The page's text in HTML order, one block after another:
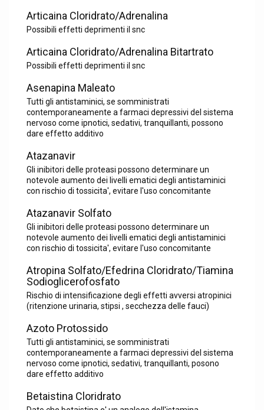
Articaina Cloridrato/Adrenalina
Possibili effetti deprimenti il snc
Articaina Cloridrato/Adrenalina Bitartrato
Possibili effetti deprimenti il snc
Asenapina Maleato
Tutti gli antistaminici, se somministrati
contemporaneamente a farmaci depressivi del sistema
nervoso come ipnotici, sedativi, tranquillanti, possono
dare effetto additivo
Atazanavir
Gli inibitori delle proteasi possono determinare un
notevole aumento dei livelli ematici degli antistaminici
con rischio di tossicita', evitare l'uso concomitante
Atazanavir Solfato
Gli inibitori delle proteasi possono determinare un
notevole aumento dei livelli ematici degli antistaminici
con rischio di tossicita', evitare l'uso concomitante
Atropina Solfato/Efedrina Cloridrato/Tiamina
Sodioglicerofosfato
Rischio di intensificazione degli effetti avversi atropinici
(ritenzione urinaria, stipsi , secchezza delle fauci)
Azoto Protossido
Tutti gli antistaminici, se somministrati
contemporaneamente a farmaci depressivi del sistema
nervoso come ipnotici, sedativi, tranquillanti, posono
dare effetto additivo
Betaistina Cloridrato